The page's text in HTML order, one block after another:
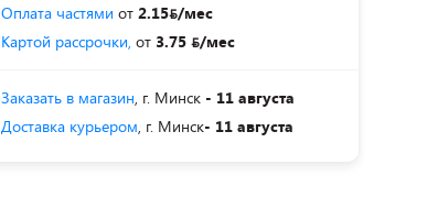
Оплата частями от 2.15 /мес
Картой рассрочки, от 3.75 /мес
Заказать в магазин, г. Минск - 11 августа
Доставка курьером, г. Минск- 11 августа